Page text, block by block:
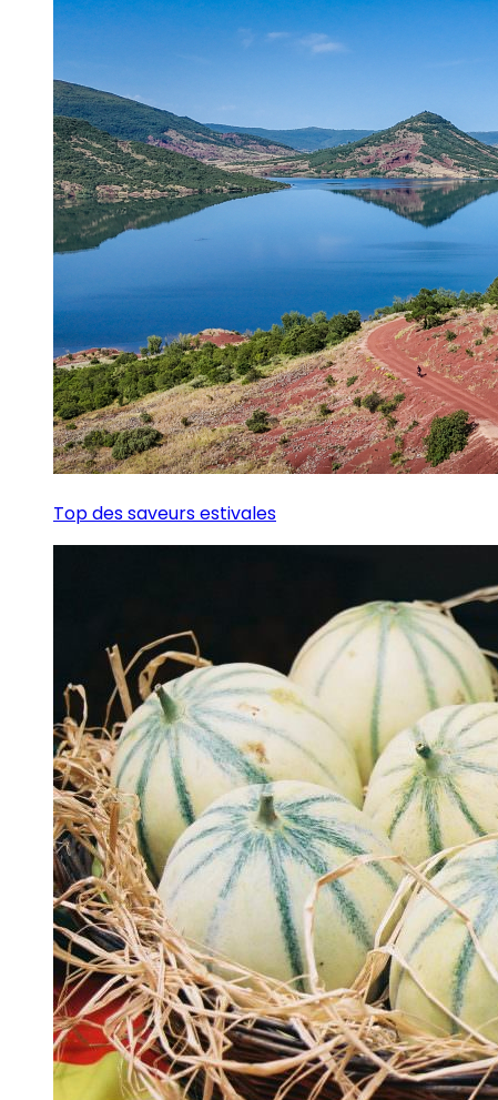
Top des saveurs estivales